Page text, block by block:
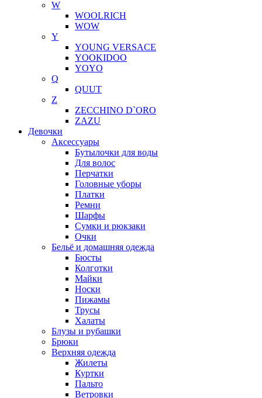
W
WOOLRICH
WOW
Y
YOUNG VERSACE
YOOKIDOO
YOYO
Q
QUUT
Z
ZECCHINO D`ORO
ZAZU
Девочки
Аксессуары
Бутылочки для воды
Для волос
Перчатки
Головные уборы
Платки
Ремни
Шарфы
Сумки и рюкзаки
Очки
Бельё и домашняя одежда
Бюсты
Колготки
Майки
Носки
Пижамы
Трусы
Халаты
Блузы и рубашки
Брюки
Верхняя одежда
Жилеты
Куртки
Пальто
Ветровки